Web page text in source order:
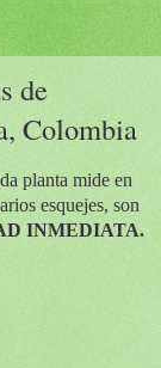
de
Colombia
planta mide en
esquejes, son
INMEDIATA.